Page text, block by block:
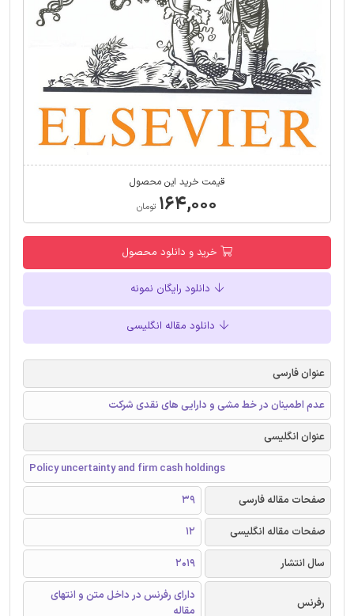
قیمت خرید این محصول
۱۶۴,۰۰۰ تومان
خرید و دانلود محصول
دانلود رایگان نمونه
دانلود مقاله انگلیسی
عنوان فارسی
عدم اطمینان در خط مشی و دارایی های نقدی شرکت
عنوان انگلیسی
Policy uncertainty and firm cash holdings
صفحات مقاله فارسی
39
صفحات مقاله انگلیسی
12
سال انتشار
2019
رفرنس
دارای رفرنس در داخل متن و انتهای
مقاله